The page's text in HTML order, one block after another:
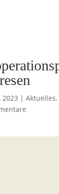
2023 | Aktuelles,